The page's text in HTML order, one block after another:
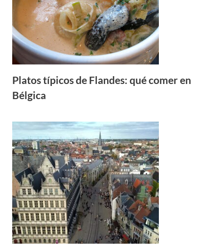
Platos típicos de Flandes: qué comer en
Bélgica